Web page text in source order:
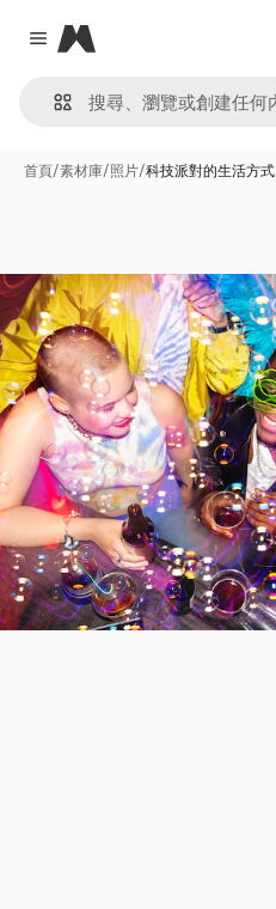
Close menu
Magnific
首頁/素材庫/照片/科技派對的生活方式